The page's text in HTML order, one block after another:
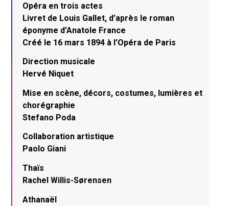
Opéra en trois actes
Livret de Louis Gallet, d’après le roman
éponyme d’Anatole France
Créé le 16 mars 1894 à l’Opéra de Paris
Direction musicale
Hervé Niquet
Mise en scène, décors, costumes, lumières et
chorégraphie
Stefano Poda
Collaboration artistique
Paolo Giani
Thaïs
Rachel Willis-Sørensen
Athanaël